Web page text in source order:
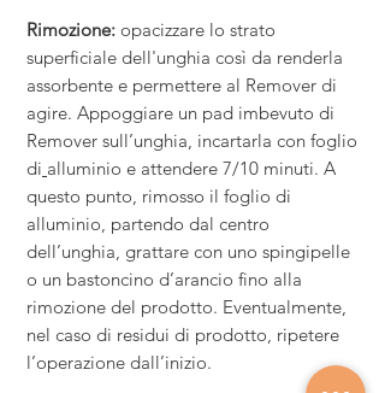
Rimozione: opacizzare lo strato
superficiale dell'unghia così da renderla
assorbente e permettere al Remover di
agire. Appoggiare un pad imbevuto di
Remover sull’unghia, incartarla con foglio
di alluminio e attendere 7/10 minuti. A
questo punto, rimosso il foglio di
alluminio, partendo dal centro
dell’unghia, grattare con uno spingipelle
o un bastoncino d’arancio fino alla
rimozione del prodotto. Eventualmente,
nel caso di residui di prodotto, ripetere
l’operazione dall’inizio.